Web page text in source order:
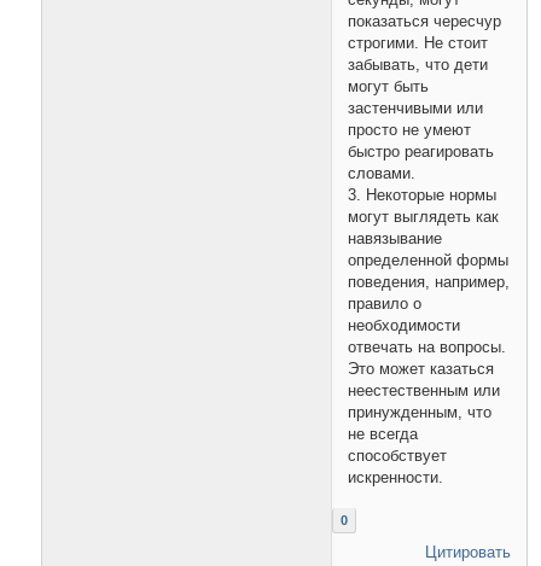
показаться чересчур
строгими. Не стоит
забывать, что дети
могут быть
застенчивыми или
просто не умеют
быстро реагировать
словами.
3. Некоторые нормы
могут выглядеть как
навязывание
определенной формы
поведения, например,
правило о
необходимости
отвечать на вопросы.
Это может казаться
неестественным или
принужденным, что
не всегда
способствует
искренности.
0
Цитировать